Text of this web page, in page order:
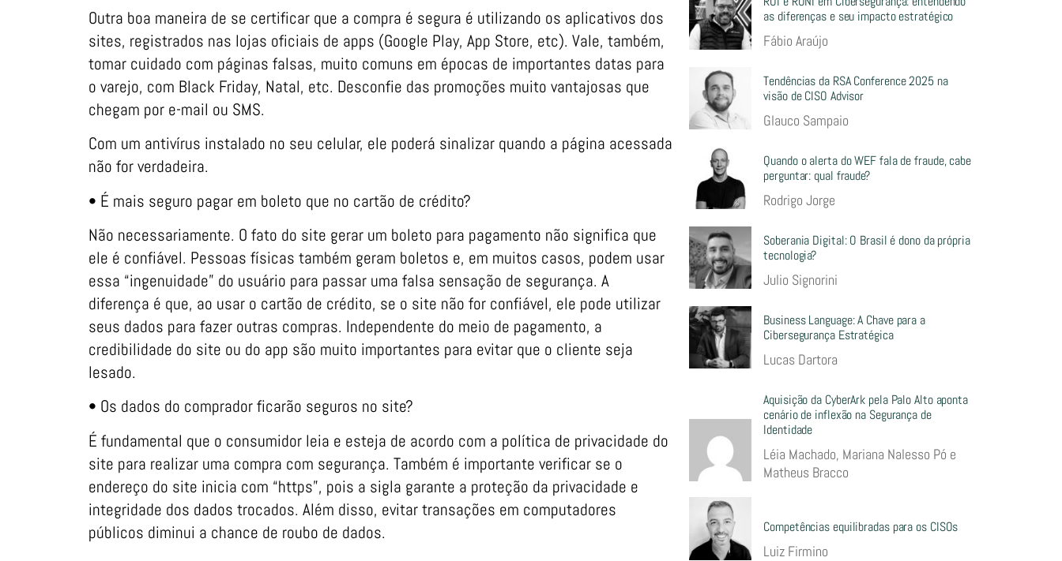
Outra boa maneira de se certificar que a compra é segura é utilizando os aplicativos dos
sites, registrados nas lojas oficiais de apps (Google Play, App Store, etc). Vale, também,
tomar cuidado com páginas falsas, muito comuns em épocas de importantes datas para
o varejo, com Black Friday, Natal, etc. Desconfie das promoções muito vantajosas que
chegam por e-mail ou SMS.
Com um antivírus instalado no seu celular, ele poderá sinalizar quando a página acessada
não for verdadeira.
• É mais seguro pagar em boleto que no cartão de crédito?
Não necessariamente. O fato do site gerar um boleto para pagamento não significa que
ele é confiável. Pessoas físicas também geram boletos e, em muitos casos, podem usar
essa “ingenuidade” do usuário para passar uma falsa sensação de segurança. A
diferença é que, ao usar o cartão de crédito, se o site não for confiável, ele pode utilizar
seus dados para fazer outras compras. Independente do meio de pagamento, a
credibilidade do site ou do app são muito importantes para evitar que o cliente seja
lesado.
• Os dados do comprador ficarão seguros no site?
É fundamental que o consumidor leia e esteja de acordo com a política de privacidade do
site para realizar uma compra com segurança. Também é importante verificar se o
endereço do site inicia com “https”, pois a sigla garante a proteção da privacidade e
integridade dos dados trocados. Além disso, evitar transações em computadores
públicos diminui a chance de roubo de dados.
as diferenças e seu impacto estratégico
Fábio Araújo
Tendências da RSA Conference 2025 na
visão de CISO Advisor
Glauco Sampaio
Quando o alerta do WEF fala de fraude, cabe
perguntar: qual fraude?
Rodrigo Jorge
Soberania Digital: O Brasil é dono da própria
tecnologia?
Julio Signorini
Business Language: A Chave para a
Cibersegurança Estratégica
Lucas Dartora
Aquisição da CyberArk pela Palo Alto aponta
cenário de inflexão na Segurança de
Identidade
Léia Machado, Mariana Nalesso Pó e
Matheus Bracco
Competências equilibradas para os CISOs
Luiz Firmino